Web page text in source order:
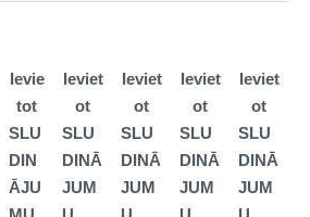
Ievie
tot
SLU
DIN
ĀJU
Ieviet
ot
SLU
DINĀ
JUM
Ieviet
ot
SLU
DINĀ
JUM
Ieviet
ot
SLU
DINĀ
JUM
Ieviet
ot
SLU
DINĀ
JUM